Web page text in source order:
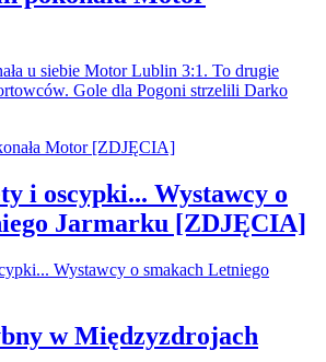
u siebie Motor Lublin 3:1. To drugie
Gole dla Pogoni strzelili Darko
i oscypki... Wystawcy o
Jarmarku [ZDJĘCIA]
w Międzyzdrojach